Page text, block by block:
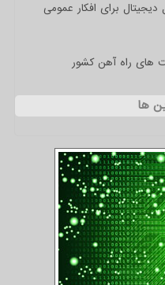
دیجیتال برای افکار عمومی
های راه آهن کشور
ها